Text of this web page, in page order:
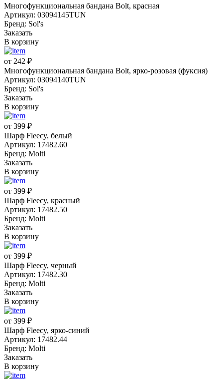
Многофункциональная бандана Bolt, красная
Артикул: 03094145TUN
Бренд: Sol's
Заказать
В корзину
от 242 ₽
Многофункциональная бандана Bolt, ярко-розовая (фуксия)
Артикул: 03094140TUN
Бренд: Sol's
Заказать
В корзину
от 399 ₽
Шарф Fleecy, белый
Артикул: 17482.60
Бренд: Molti
Заказать
В корзину
от 399 ₽
Шарф Fleecy, красный
Артикул: 17482.50
Бренд: Molti
Заказать
В корзину
от 399 ₽
Шарф Fleecy, черный
Артикул: 17482.30
Бренд: Molti
Заказать
В корзину
от 399 ₽
Шарф Fleecy, ярко-синий
Артикул: 17482.44
Бренд: Molti
Заказать
В корзину